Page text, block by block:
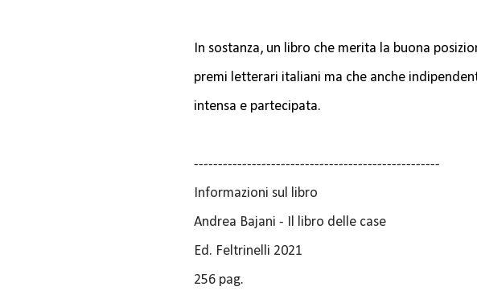
In sostanza, un libro che merita la buona
premi letterari italiani ma che anche
intensa e partecipata.
---------------------------------------------------
Informazioni sul libro
Andrea Bajani - Il libro delle case
Ed. Feltrinelli 2021
256 pag.